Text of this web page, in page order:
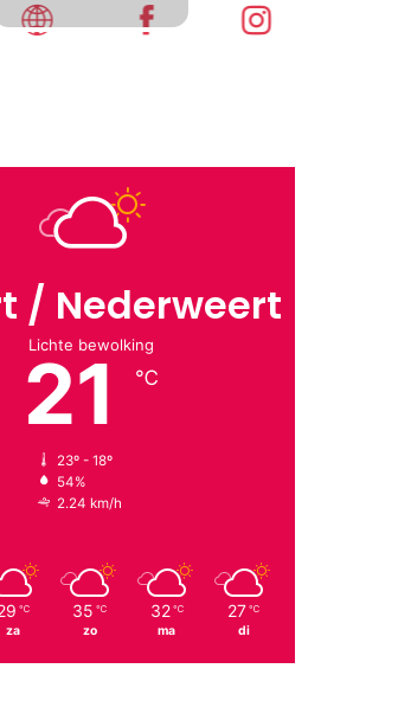
/ Nederweert
Lichte bewolking
21 ℃
23º - 18º
54%
2.24 km/h
℃
za
35 ℃
zo
32 ℃
ma
27 ℃
di